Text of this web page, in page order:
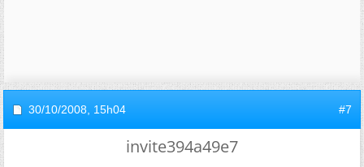
30/10/2008, 15h04 #7
invite394a49e7